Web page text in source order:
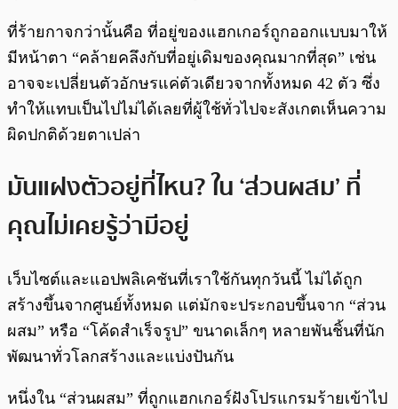
ที่ร้ายกาจกว่านั้นคือ ที่อยู่ของแฮกเกอร์ถูกออกแบบมาให้
มีหน้าตา “คล้ายคลึงกับที่อยู่เดิมของคุณมากที่สุด” เช่น
อาจจะเปลี่ยนตัวอักษรแค่ตัวเดียวจากทั้งหมด 42 ตัว ซึ่ง
ทำให้แทบเป็นไปไม่ได้เลยที่ผู้ใช้ทั่วไปจะสังเกตเห็นความ
ผิดปกติด้วยตาเปล่า
มันแฝงตัวอยู่ที่ไหน? ใน ‘ส่วนผสม’ ที่
คุณไม่เคยรู้ว่ามีอยู่
เว็บไซต์และแอปพลิเคชันที่เราใช้กันทุกวันนี้ ไม่ได้ถูก
สร้างขึ้นจากศูนย์ทั้งหมด แต่มักจะประกอบขึ้นจาก “ส่วน
ผสม” หรือ “โค้ดสำเร็จรูป” ขนาดเล็กๆ หลายพันชิ้นที่นัก
พัฒนาทั่วโลกสร้างและแบ่งปันกัน
หนึ่งใน “ส่วนผสม” ที่ถูกแฮกเกอร์ฝังโปรแกรมร้ายเข้าไป